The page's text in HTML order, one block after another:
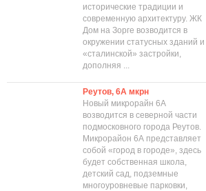
исторические традиции и
современную архитектуру. ЖК
Дом на Зорге возводится в
окружении статусных зданий и
«сталинской» застройки,
дополняя ...
Реутов, 6А мкрн
Новый микрорайн 6А
возводится в северной части
подмосковного города Реутов.
Микрорайон 6А представляет
собой «город в городе», здесь
будет собственная школа,
детский сад, подземные
многоуровневые парковки,